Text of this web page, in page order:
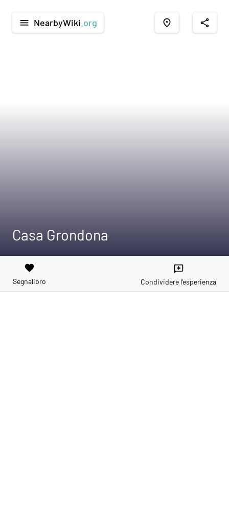
menu NearbyWiki .org place share
Casa Grondona
favorite
Segnalibro
reviews
Condividere l'esperienza